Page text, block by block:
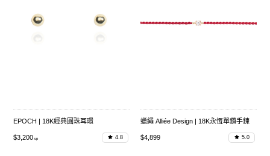
EPOCH | 18K經典圓珠耳環
$3,200 4.8
蠟繩 Alliée Design | 18K永恆單鑽手鍊
$4,899 5.0